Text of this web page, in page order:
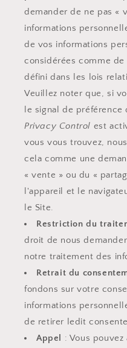
demander de ne pas «
informations
de vos informations
considérées comme
défini dans les lois
Veuillez noter que, si
le signal de
Privacy Control est
vous vous trouvez,
cela comme une
« vente » ou du «
l'appareil et le
le Site.
Restriction du
droit de nous
notre traitement des
Retrait du
fondons sur votre
informations
de retirer ledit
Appel
: Vous